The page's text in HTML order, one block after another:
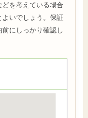
を考えている場合
いでしょう。保証
にしっかり確認し